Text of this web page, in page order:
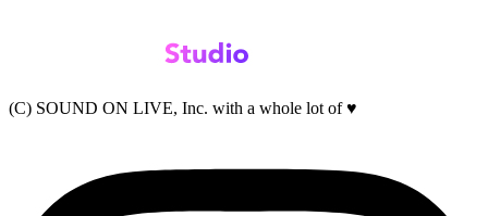
(C) SOUND ON LIVE, Inc. with a whole lot of ♥